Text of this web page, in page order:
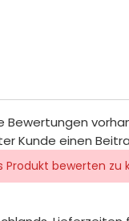
Bewertungen
Kunde einen
bewerten zu